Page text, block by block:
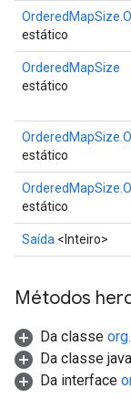
estático
OrderedMapSize
estático
estático
estático
Saída <Inteiro>
Métodos
Da classe
Da classe
Da interface